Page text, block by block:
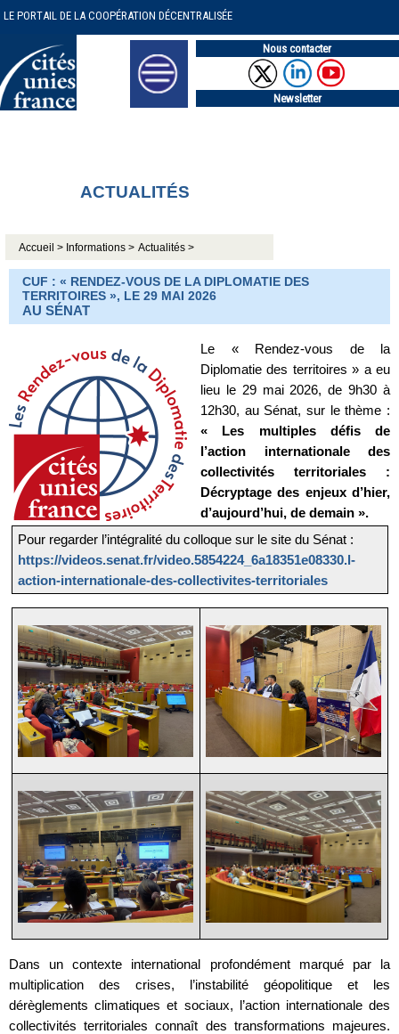
LE PORTAIL DE LA COOPÉRATION DÉCENTRALISÉE
Nous contacter
Newsletter
ACTUALITÉS
Accueil > Informations > Actualités >
CUF : « RENDEZ-VOUS DE LA DIPLOMATIE DES
TERRITOIRES », LE 29 MAI 2026
AU SÉNAT
Le « Rendez-vous de la
Diplomatie des territoires » a eu
lieu le 29 mai 2026, de 9h30 à
12h30, au Sénat, sur le thème :
« Les multiples défis de
l’action internationale des
collectivités territoriales :
Décryptage des enjeux d’hier,
d’aujourd’hui, de demain ».
Pour regarder l’intégralité du colloque sur le site du Sénat :
https://videos.senat.fr/video.5854224_6a18351e08330.l-
action-internationale-des-collectivites-territoriales
Dans un contexte international profondément marqué par la
multiplication des crises, l’instabilité géopolitique et les
dérèglements climatiques et sociaux, l’action internationale des
collectivités territoriales connaît des transformations majeures.